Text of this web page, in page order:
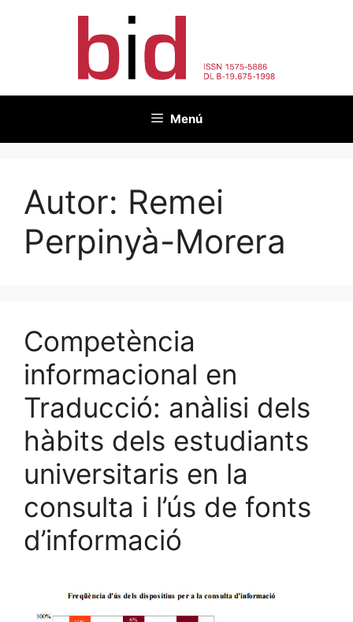
Menú
Autor: Remei
Perpinyà-Morera
Competència
informacional en
Traducció: anàlisi dels
hàbits dels estudiants
universitaris en la
consulta i l’ús de fonts
d’informació